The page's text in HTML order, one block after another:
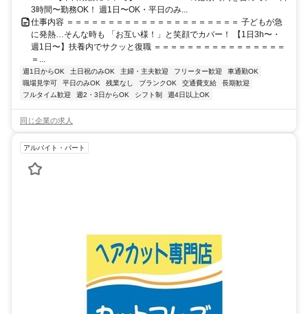
3時間〜勤務OK！ 週1日〜OK・平日のみ...
仕事内容 ＝＝＝＝＝＝＝＝＝＝＝＝＝＝＝＝＝＝＝＝＝ 子どもが急
に発熱…そんな時も 「お互い様！」と笑顔でカバー！ 【1日3h〜・
週1日〜】扶養内でサクッと復職 ＝＝＝＝＝＝＝＝＝＝＝＝＝＝＝＝
＝...
週1日からOK 土日祝のみOK 主婦・主夫歓迎 フリーター歓迎
車通勤OK
職場見学可
平日のみOK 残業なし ブランクOK 交通費支給
長期歓迎
フルタイム歓迎
週2・3日からOK シフト制 週4日以上OK
同じ企業の求人
アルバイト・パート